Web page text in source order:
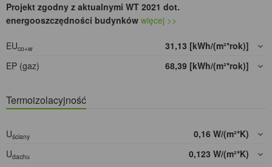
Projekt zgodny z aktualnymi WT 2021 dot.
energooszczędności budynków więcej >>
EUco+w
31,13 [kWh/(m²*rok)]
EP (gaz)
68,39 [kWh/(m²*rok)]
Termoizolacyjność
Uściany
0,16 W/(m²*K)
Udachu
0,123 W/(m²*K)